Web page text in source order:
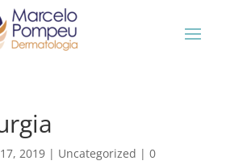
2019| Uncategorized | 0